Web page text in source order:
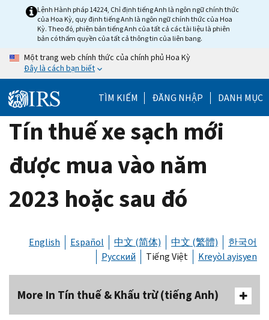
Lệnh Hành pháp 14224, Chỉ định tiếng Anh là ngôn ngữ chính thức
của Hoa Kỳ, quy định tiếng Anh là ngôn ngữ chính thức của Hoa
Kỳ. Theo đó, phiên bản tiếng Anh của tất cả các tài liệu là phiên
bản có thẩm quyền của tất cả thông tin của liên bang.
Một trang web chính thức của chính phủ Hoa Kỳ
Đây là cách bạn biết
TÌM KIẾM ĐĂNG NHẬP DANH MỤC
Tín thuế xe sạch mới
được mua vào năm
2023 hoặc sau đó
English Español 中文 (简体) 中文 (繁體)
한국어
Русский
Tiếng Việt Kreyòl ayisyen
More In Tín thuế & Khấu trừ (tiếng Anh)